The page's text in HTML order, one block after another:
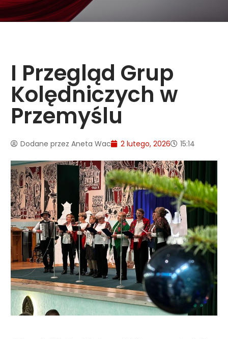
I Przegląd Grup
Kolędniczych w
Przemyślu
Dodane przez Aneta Wac 2 lutego, 2026 15:14